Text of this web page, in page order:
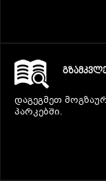
დაგეგმეთ
პარკებში.